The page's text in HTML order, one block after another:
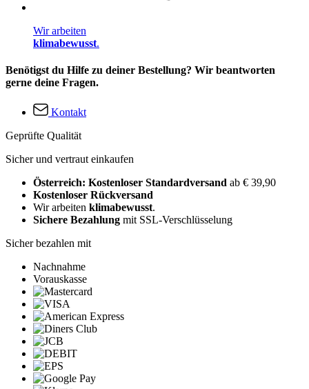
Wir arbeiten
klimabewusst.
Benötigst du Hilfe zu deiner Bestellung? Wir beantworten
gerne deine Fragen.
Kontakt
Geprüfte Qualität
Sicher und vertraut einkaufen
Österreich: Kostenloser Standardversand ab € 39,90
Kostenloser Rückversand
Wir arbeiten klimabewusst.
Sichere Bezahlung mit SSL-Verschlüsselung
Sicher bezahlen mit
Nachnahme
Vorauskasse